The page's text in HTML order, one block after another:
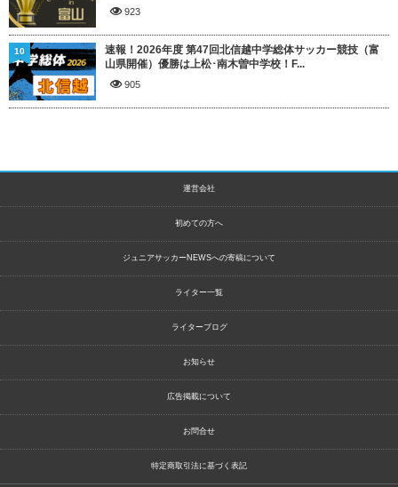
923
速報！2026年度 第47回北信越中学総体サッカー競技（富
山県開催）優勝は上松･南木曽中学校！F...
905
10
運営会社
初めての方へ
ジュニアサッカーNEWSへの寄稿について
ライター一覧
ライターブログ
お知らせ
広告掲載について
お問合せ
特定商取引法に基づく表記